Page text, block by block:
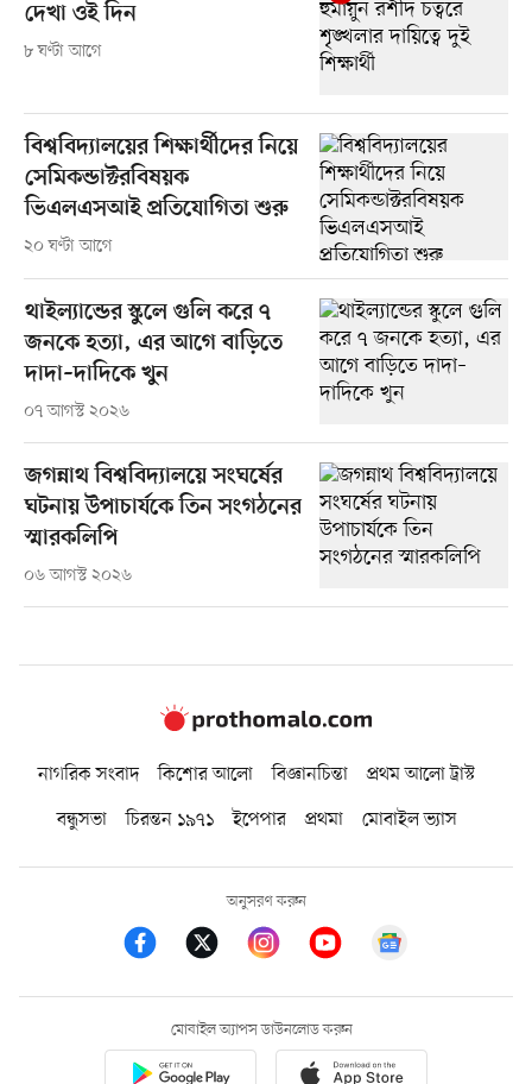
দেখা ওই দিন
৮ ঘণ্টা আগে
বিশ্ববিদ্যালয়ের শিক্ষার্থীদের নিয়ে
সেমিকন্ডাক্টরবিষয়ক
ভিএলএসআই প্রতিযোগিতা শুরু
২০ ঘণ্টা আগে
থাইল্যান্ডের স্কুলে গুলি করে ৭
জনকে হত্যা, এর আগে বাড়িতে
দাদা–দাদিকে খুন
০৭ আগস্ট ২০২৬
জগন্নাথ বিশ্ববিদ্যালয়ে সংঘর্ষের
ঘটনায় উপাচার্যকে তিন সংগঠনের
স্মারকলিপি
০৬ আগস্ট ২০২৬
নাগরিক সংবাদ কিশোর আলো বিজ্ঞানচিন্তা
প্রথম আলো ট্রাস্ট
বন্ধুসভা
চিরন্তন ১৯৭১ ইপেপার প্রথমা মোবাইল ভ্যাস
অনুসরণ করুন
মোবাইল অ্যাপস ডাউনলোড করুন